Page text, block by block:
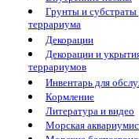
Грунты и субстраты
террариума
Декорации
Декорации и
террариумов
Инвентарь для
Кормление
Литература и видео
Морская